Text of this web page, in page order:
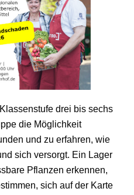
drei bis sechs
die Möglichkeit
und zu erfahren, wie
sich versorgt. Ein Lager
Pflanzen erkennen,
sich auf der Karte